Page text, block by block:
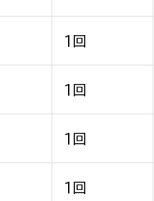
1回
1回
1回
1回